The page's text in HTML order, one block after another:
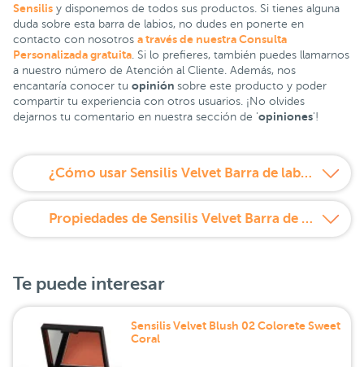
Sensilis y disponemos de todos sus productos. Si tienes alguna
duda sobre esta barra de labios, no dudes en ponerte en
contacto con nosotros a través de nuestra Consulta
Personalizada gratuita . Si lo prefieres, también puedes llamarnos
a nuestro número de Atención al Cliente. Además, nos
encantaría conocer tu opinión sobre este producto y poder
compartir tu experiencia con otros usuarios. ¡No olvides
dejarnos tu comentario en nuestra sección de 'opiniones'!
¿Cómo usar Sensilis Velvet Barra de labios hidratante Tono 214 Pourpre?
Propiedades de Sensilis Velvet Barra de labios hidratante Tono 214 Pourpre
Te puede interesar
Sensilis Velvet Blush 02 Colorete Sweet
Coral